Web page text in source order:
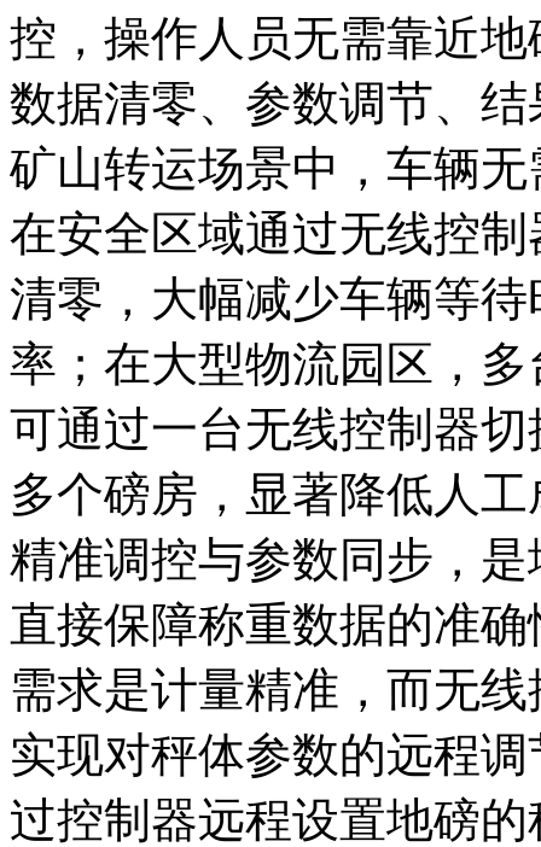
控，操作人员无需靠近
数据清零、参数调节、
矿山转运场景中，车辆
在安全区域通过无线控
清零，大幅减少车辆等
率；在大型物流园区，
可通过一台无线控制器
多个磅房，显著降低人
精准调控与参数同步，
直接保障称重数据的准
需求是计量精准，而无
实现对秤体参数的远程
过控制器远程设置地磅